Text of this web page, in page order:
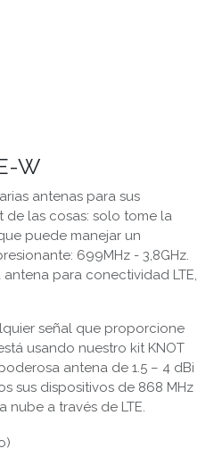
W
antenas para sus
las cosas: solo tome la
puede manejar un
699MHz - 3,8GHz.
para conectividad LTE,
señal que proporcione
usando nuestro kit KNOT
antena de 1.5 – 4 dBi
sus dispositivos de 868 MHz
a través de LTE.